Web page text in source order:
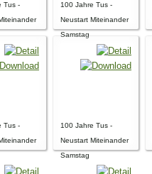
Tus -
100 Jahre Tus -
Neustart Miteinander
Samstag
Tus -
100 Jahre Tus -
Neustart Miteinander
Samstag